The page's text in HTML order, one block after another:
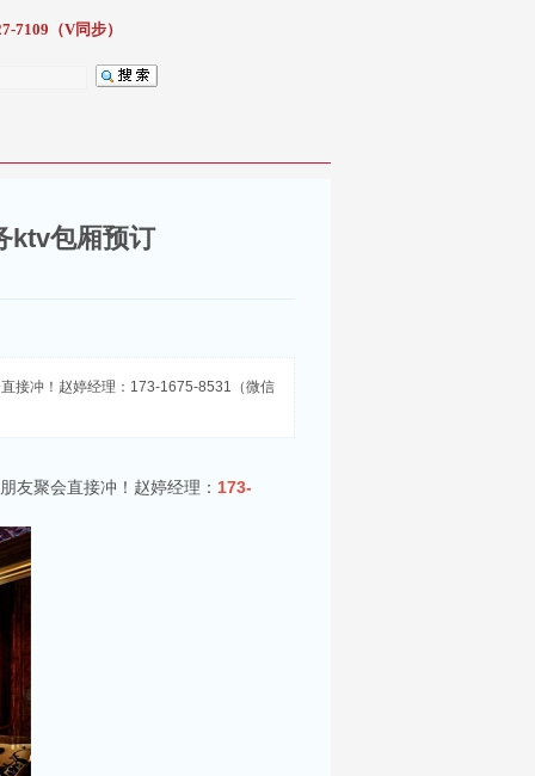
7109（V同步）
ktv包厢预订
接冲！赵婷经理：173-1675-8531（微信
友聚会直接冲！赵婷经理： 173-